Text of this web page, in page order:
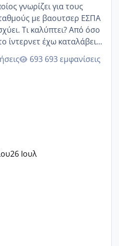
γνωρίζει για τους
με βαουτσερ ΕΣΠΑ
Τι καλύπτει? Από όσο
ίντερνετ έχω καταλάβει
καλύπτει όλα τα
τα τροφεια του ιδιωτικού
ιδιωτικό παιδικό στ
693 εμφανίσεις
26 Ιουλ